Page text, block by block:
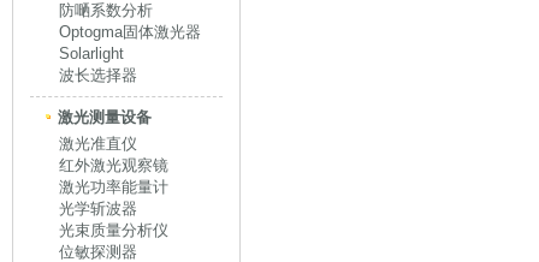
防嗮系数分析
Optogma固体激光器
Solarlight
波长选择器
激光测量设备
激光准直仪
红外激光观察镜
激光功率能量计
光学斩波器
光束质量分析仪
位敏探测器